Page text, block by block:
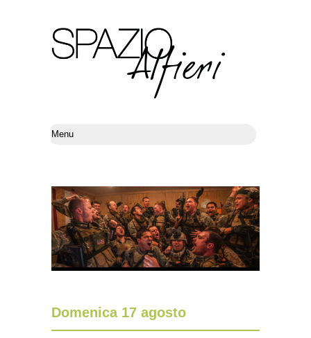
Domenica 17 agosto